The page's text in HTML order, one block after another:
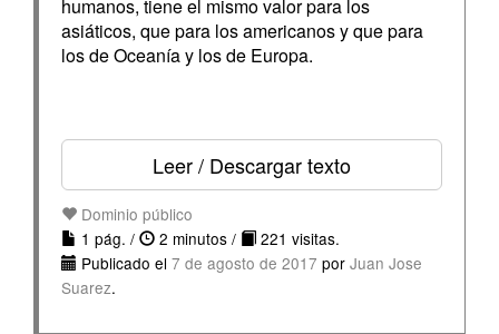
humanos, tiene el mismo valor para los
asiáticos, que para los americanos y que para
los de Oceanía y los de Europa.
Leer / Descargar texto
Dominio público
1 pág. /
2 minutos /
221 visitas.
Publicado el 7 de agosto de 2017 por Juan Jose
Suarez.